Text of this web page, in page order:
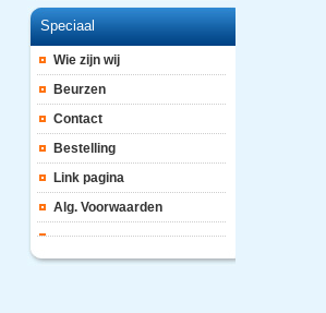
Speciaal
Wie zijn wij
Beurzen
Contact
Bestelling
Link pagina
Alg. Voorwaarden